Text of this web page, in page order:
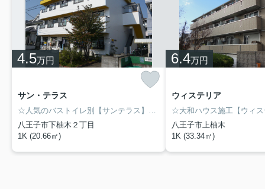
4.5万円
サン・テラス
☆人気のバストイレ別【サンテラス】☆南向きで日当りも良好☆インターネット無料☆都立大生にオススメの物件☆クローゼット完備☆TVモニターホン付き☆敷金礼金ゼロ☆南大沢のお部屋探しは物件情報満載のアイワリビング株式会社にお任せ下さい！1人暮し用物件からファミリー物件まで幅広く賃貸物件を取り扱っております♪京王相模原線「京王多摩センター駅」から徒歩6分！住所：東京都多摩市山王下1-12-18☆
八王子市下柚木２丁目
1K (20.66㎡)
6.4万円
ウィステリア
八王子市上柚木
1K (33.34㎡)